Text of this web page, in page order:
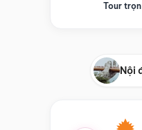
Tour
Nội